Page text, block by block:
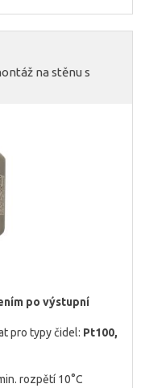
na stěnu s
po výstupní
pro typy čidel: Pt100,
rozpětí 10°C